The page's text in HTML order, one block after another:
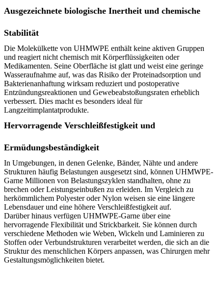
Ausgezeichnete biologische Inertheit und chemische
Stabilität
Die Molekülkette von UHMWPE enthält keine aktiven Gruppen
und reagiert nicht chemisch mit Körperflüssigkeiten oder
Medikamenten. Seine Oberfläche ist glatt und weist eine geringe
Wasseraufnahme auf, was das Risiko der Proteinadsorption und
Bakterienanhaftung wirksam reduziert und postoperative
Entzündungsreaktionen und Gewebeabstoßungsraten erheblich
verbessert. Dies macht es besonders ideal für
Langzeitimplantatprodukte.
Hervorragende Verschleißfestigkeit und
Ermüdungsbeständigkeit
In Umgebungen, in denen Gelenke, Bänder, Nähte und andere
Strukturen häufig Belastungen ausgesetzt sind, können UHMWPE-
Garne Millionen von Belastungszyklen standhalten, ohne zu
brechen oder Leistungseinbußen zu erleiden. Im Vergleich zu
herkömmlichem Polyester oder Nylon weisen sie eine längere
Lebensdauer und eine höhere Verschleißfestigkeit auf.
Darüber hinaus verfügen UHMWPE-Garne über eine
hervorragende Flexibilität und Strickbarkeit. Sie können durch
verschiedene Methoden wie Weben, Wickeln und Laminieren zu
Stoffen oder Verbundstrukturen verarbeitet werden, die sich an die
Struktur des menschlichen Körpers anpassen, was Chirurgen mehr
Gestaltungsmöglichkeiten bietet.